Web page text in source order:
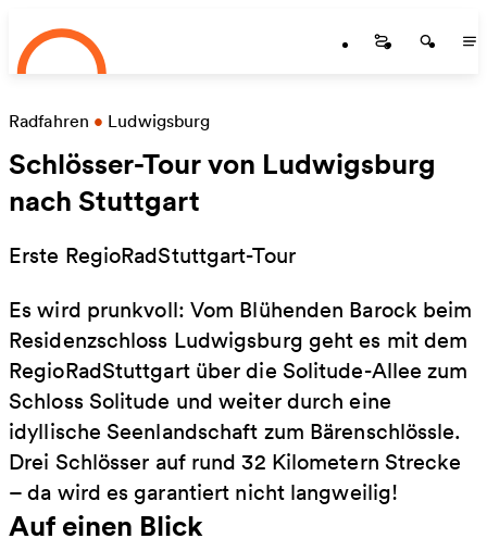
Zum Hauptinhalt springen
Startseite
Radfahren • Ludwigsburg
Schlösser-Tour von Ludwigsburg
nach Stuttgart
Erste RegioRadStuttgart-Tour
Es wird prunkvoll: Vom Blühenden Barock beim
Residenzschloss Ludwigsburg geht es mit dem
RegioRadStuttgart über die Solitude-Allee zum
Schloss Solitude und weiter durch eine
idyllische Seenlandschaft zum Bärenschlössle.
Drei Schlösser auf rund 32 Kilometern Strecke
– da wird es garantiert nicht langweilig!
Auf einen Blick